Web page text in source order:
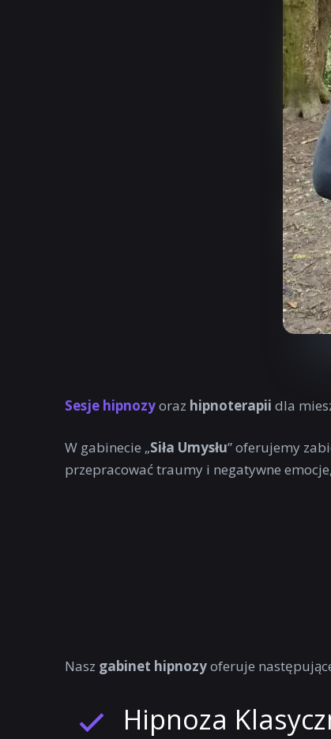
Sesje hipnozyoraz hipnoterapii dla
W gabinecie „Siła Umysłu” oferujemy
przepracować traumy i negatywne
Nasz gabinet hipnozyoferuje
Hipnoza